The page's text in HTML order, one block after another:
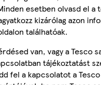
esetben olvasd el a
kizárólag azon
találhatóak.
van, vagy a Tesco
tájékoztatást
fel a kapcsolatot a